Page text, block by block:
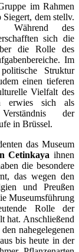
im Rahmen
dem stellv.
Während des
sich die
die Rolle des
Im
Struktur
einen tieferen
Vielfalt des
erwies sich als
der
in Brüssel.
das Museum
Cetinkaya ihnen
die besondere
das wegen den
und Preußen
Museumsführung
Rolle der
hat. Anschließend
nahegelegenen
bis heute in der